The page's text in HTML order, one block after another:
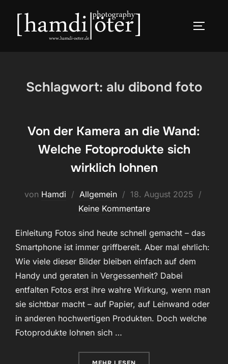
springen
Schlagwort: alu dibond foto
Von der Kamera an die Wand:
Welche Fotoprodukte sich
wirklich lohnen
von Hamdi Allgemein
Veröffentlicht
am
18. August 2025
Keine Kommentare
Einleitung Fotos sind heute schnell gemacht – das
Smartphone ist immer griffbereit. Aber mal ehrlich:
Wie viele dieser Bilder bleiben einfach auf dem
Handy und geraten in Vergessenheit? Dabei
entfalten Fotos erst ihre wahre Wirkung, wenn man
sie sichtbar macht – auf Papier, auf Leinwand oder
in anderen hochwertigen Produkten. Doch welche
Fotoprodukte lohnen sich …